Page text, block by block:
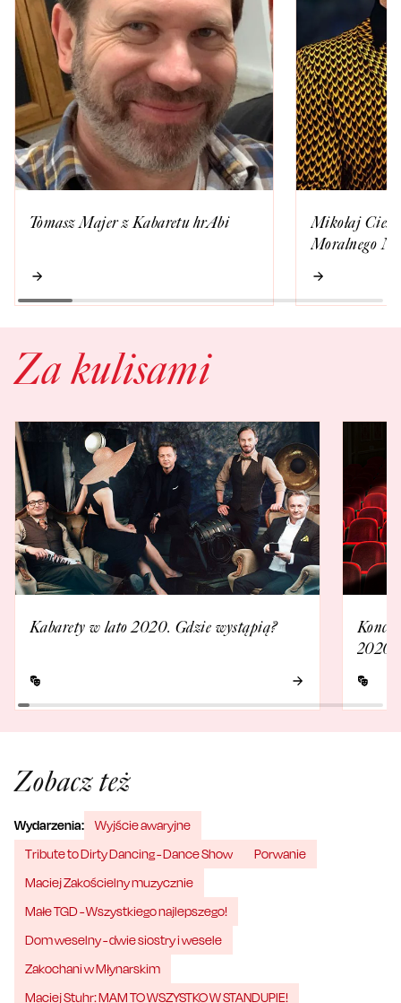
Tomasz Majer z Kabaretu hrAbi
Mikołaj
Moralnego
Za kulisami
Kabarety w lato 2020. Gdzie wystąpią?
2020.
Zobacz też
Wydarzenia:
Wyjście awaryjne
Tribute to Dirty Dancing - Dance Show
Porwanie
Maciej Zakościelny muzycznie
Małe TGD - Wszystkiego najlepszego!
Dom weselny - dwie siostry i wesele
Zakochani w Młynarskim
Maciej Stuhr: MAM TO WSZYSTKO W STANDUPIE!